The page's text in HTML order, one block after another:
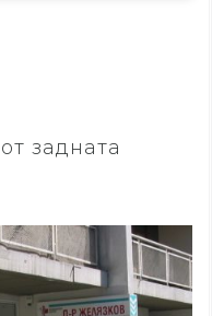
задната